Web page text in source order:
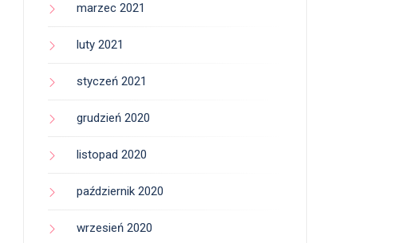
marzec 2021
luty 2021
styczeń 2021
grudzień 2020
listopad 2020
październik 2020
wrzesień 2020